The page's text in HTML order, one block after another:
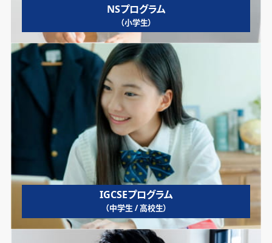
NSプログラム
（小学生）
IGCSEプログラム
（中学生 / 高校生）